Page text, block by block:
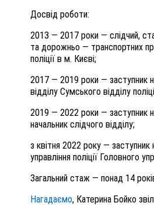
Досвід роботи:
2013 — 2017 роки — слідчий,
та дорожньо — транспортних
поліції в м. Києві;
2017 — 2019 роки — заступник
відділу Сумського відділу
2019 — 2022 роки — заступник
начальник слідчого відділу;
з квітня 2022 року — заступник
управління поліції Головного
Загальний стаж — понад 14
Нагадаємо, Катерина Бойко